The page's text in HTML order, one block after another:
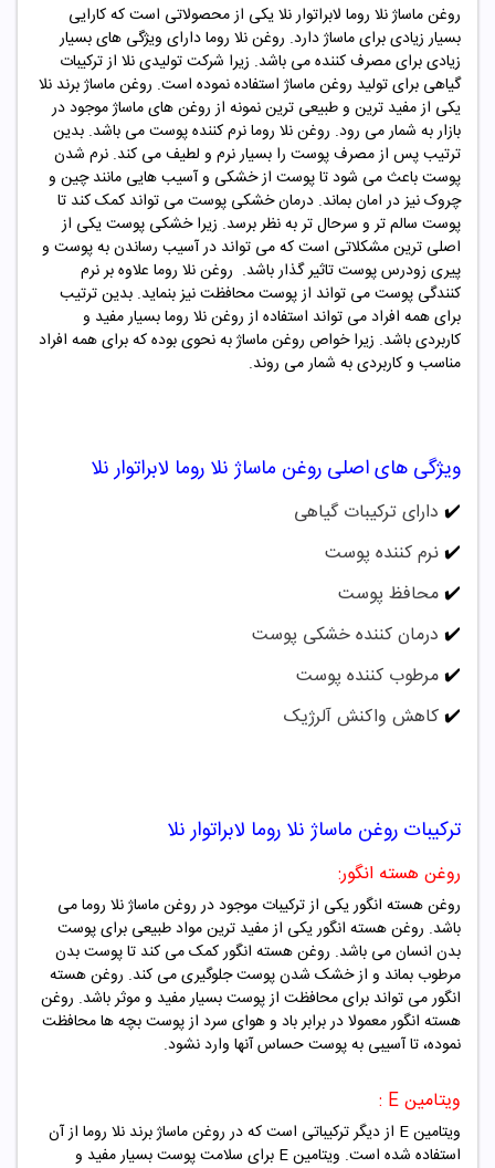
روغن ماساژ نلا روما لابراتوار نلا یکی از محصولاتی است که کارایی
بسیار زیادی برای ماساژ دارد. روغننلا رومادارای ویژگی های بسیار
زیادی برای مصرف کننده می باشد. زیرا شرکت تولیدینلا از ترکیبات
گیاهی برای تولید روغن ماساژ استفاده نموده است. روغن ماساژ برند نلا
یکی از مفید ترین و طبیعی ترین نمونه از روغن های ماساژ موجود در
بازار به شمار می رود. روغننلا رومانرم کننده پوست می باشد. بدین
ترتیب پس از مصرف پوست را بسیار نرم و لطیف می کند. نرم شدن
پوست باعث می شود تا پوست از خشکی و آسیب هایی مانند چین و
چروک نیز در امان بماند. درمان خشکی پوست می تواند کمک کند تا
پوست سالم تر و سرحال تر به نظر برسد. زیرا خشکی پوست یکی از
اصلی ترین مشکلاتی است که می تواند در آسیب رساندن به پوست و
پیری زودرس پوست تاثیر گذار باشد. روغننلا روما علاوه بر نرم
کنندگی پوست می تواند از پوست محافظت نیز بنماید. بدین ترتیب
برای همه افراد می تواند استفاده از روغننلا رومابسیار مفید و
کاربردی باشد. زیرا خواص روغن ماساژ به نحوی بوده که برای همه افراد
مناسب و کاربردی به شمار می روند.
ویژگی های اصلی روغن ماساژ نلا روما لابراتوار نلا
✔️ دارای ترکیبات گیاهی
✔️نرم کننده پوست
✔️محافظ پوست
✔️ درمان کننده خشکی پوست
✔️مرطوب کننده پوست
✔️کاهش واکنش آلرژیک
ترکیبات روغن ماساژ نلا روما لابراتوار نلا
روغن هسته انگور:
روغن هسته انگور یکی از ترکیبات موجود در روغن ماساژنلا رومامی
باشد. روغن هسته انگوریکی از مفید ترین مواد طبیعی برای پوست
بدن انسان می باشد. روغن هسته انگورکمک می کند تا پوست بدن
مرطوب بماند و از خشک شدن پوست جلوگیری می کند. روغن هسته
انگورمی تواند برای محافظت از پوست بسیار مفید و موثر باشد. روغن
هسته انگورمعمولا در برابر باد و هوای سرد از پوست بچه ها محافظت
نموده، تا آسیبی به پوست حساس آنها وارد نشود.
ویتامین E :
ویتامین E از دیگر ترکیباتی است که در روغن ماساژ برند نلا روما از آن
استفاده شده است. ویتامین E برای سلامت پوست بسیار مفید و